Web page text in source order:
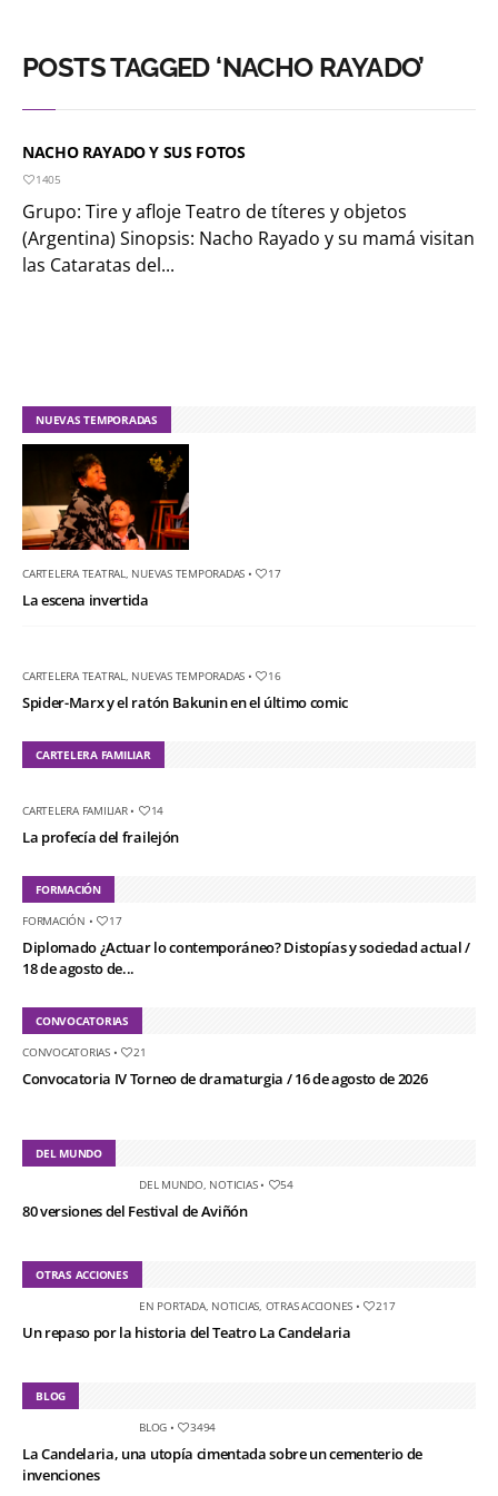
POSTS TAGGED ‘NACHO RAYADO’
NACHO RAYADO Y SUS FOTOS
1405
Grupo: Tire y afloje Teatro de títeres y objetos
(Argentina) Sinopsis: Nacho Rayado y su mamá visitan
las Cataratas del...
NUEVAS TEMPORADAS
CARTELERA TEATRAL NUEVAS TEMPORADAS • 17
La escena invertida
CARTELERA TEATRAL NUEVAS TEMPORADAS • 16
Spider-Marx y el ratón Bakunin en el último comic
CARTELERA FAMILIAR
CARTELERA FAMILIAR• 14
La profecía del frailejón
FORMACIÓN
FORMACIÓN • 17
Diplomado ¿Actuar lo contemporáneo? Distopías y sociedad actual /
18 de agosto de...
CONVOCATORIAS
CONVOCATORIAS• 21
Convocatoria IV Torneo de dramaturgia / 16 de agosto de 2026
DEL MUNDO
DEL MUNDO, NOTICIAS• 54
80 versiones del Festival de Aviñón
OTRAS ACCIONES
EN PORTADA, NOTICIAS OTRAS ACCIONES • 217
Un repaso por la historia del Teatro La Candelaria
BLOG
BLOG • 3494
La Candelaria, una utopía cimentada sobre un cementerio de
invenciones